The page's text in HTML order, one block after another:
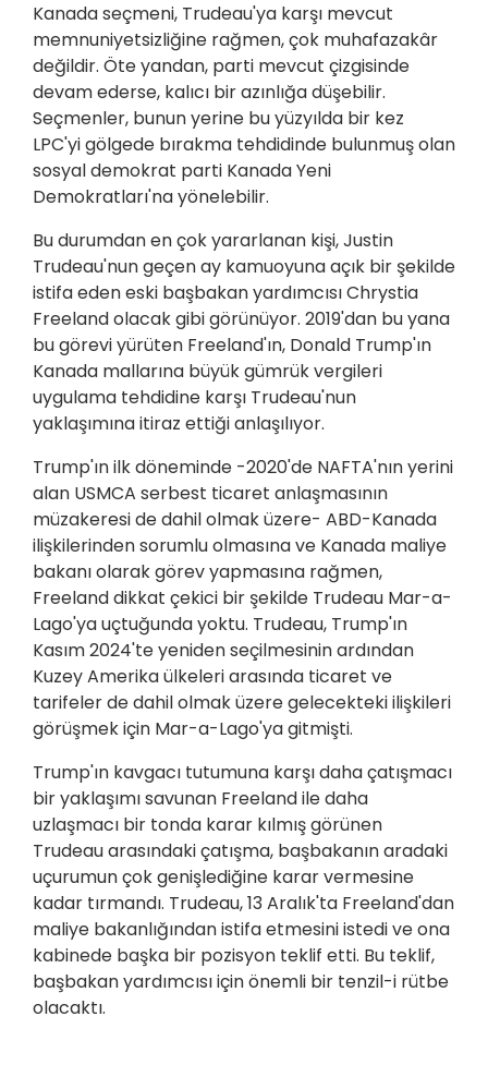
Kanada seçmeni, Trudeau'ya karşı mevcut
memnuniyetsizliğine rağmen, çok muhafazakâr
değildir. Öte yandan, parti mevcut çizgisinde
devam ederse, kalıcı bir azınlığa düşebilir.
Seçmenler, bunun yerine bu yüzyılda bir kez
LPC'yi gölgede bırakma tehdidinde bulunmuş olan
sosyal demokrat parti Kanada Yeni
Demokratları'na yönelebilir.
Bu durumdan en çok yararlanan kişi, Justin
Trudeau'nun geçen ay kamuoyuna açık bir şekilde
istifa eden eski başbakan yardımcısı Chrystia
Freeland olacak gibi görünüyor. 2019'dan bu yana
bu görevi yürüten Freeland'ın, Donald Trump'ın
Kanada mallarına büyük gümrük vergileri
uygulama tehdidine karşı Trudeau'nun
yaklaşımına itiraz ettiği anlaşılıyor.
Trump'ın ilk döneminde -2020'de NAFTA'nın yerini
alan USMCA serbest ticaret anlaşmasının
müzakeresi de dahil olmak üzere- ABD-Kanada
ilişkilerinden sorumlu olmasına ve Kanada maliye
bakanı olarak görev yapmasına rağmen,
Freeland dikkat çekici bir şekilde Trudeau Mar-a-
Lago'ya uçtuğunda yoktu. Trudeau, Trump'ın
Kasım 2024'te yeniden seçilmesinin ardından
Kuzey Amerika ülkeleri arasında ticaret ve
tarifeler de dahil olmak üzere gelecekteki ilişkileri
görüşmek için Mar-a-Lago'ya gitmişti.
Trump'ın kavgacı tutumuna karşı daha çatışmacı
bir yaklaşımı savunan Freeland ile daha
uzlaşmacı bir tonda karar kılmış görünen
Trudeau arasındaki çatışma, başbakanın aradaki
uçurumun çok genişlediğine karar vermesine
kadar tırmandı. Trudeau, 13 Aralık'ta Freeland'dan
maliye bakanlığından istifa etmesini istedi ve ona
kabinede başka bir pozisyon teklif etti. Bu teklif,
başbakan yardımcısı için önemli bir tenzil-i rütbe
olacaktı.